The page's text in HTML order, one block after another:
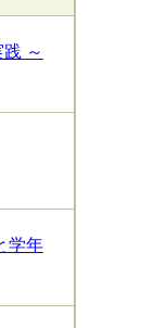
～
学年